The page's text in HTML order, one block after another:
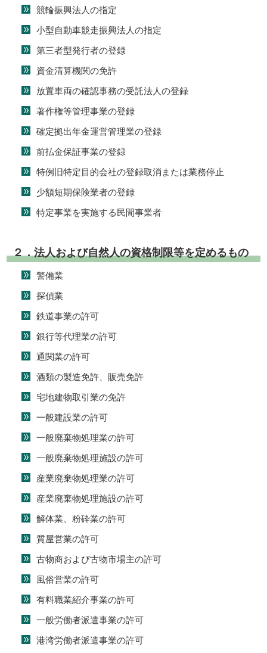
競輪振興法人の指定
小型自動車競走振興法人の指定
第三者型発行者の登録
資金清算機関の免許
放置車両の確認事務の受託法人の登録
著作権等管理事業の登録
確定拠出年金運営管理業の登録
前払金保証事業の登録
特例旧特定目的会社の登録取消または業務停止
少額短期保険業者の登録
特定事業を実施する民間事業者
２．法人および自然人の資格制限等を定めるもの
警備業
探偵業
鉄道事業の許可
銀行等代理業の許可
通関業の許可
酒類の製造免許、販売免許
宅地建物取引業の免許
一般建設業の許可
一般廃棄物処理業の許可
一般廃棄物処理施設の許可
産業廃棄物処理業の許可
産業廃棄物処理施設の許可
解体業、粉砕業の許可
質屋営業の許可
古物商および古物市場主の許可
風俗営業の許可
有料職業紹介事業の許可
一般労働者派遣事業の許可
港湾労働者派遣事業の許可